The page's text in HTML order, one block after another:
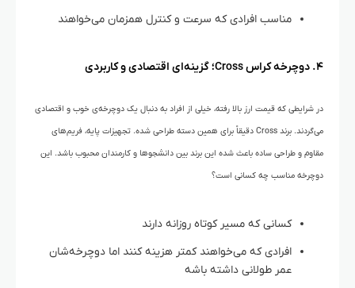
مناسب افرادی که سرعت و کنترل همزمان می‌خواهند
۴. دوچرخه کراس Cross؛ گزینه‌ای اقتصادی و کاربردی
در شرایطی که قیمت ارز بالا رفته، خیلی‌ از افراد به دنبال یک دوچرخه‌ی خوب و اقتصادی
می‌گردند. برند Cross دقیقاً برای همین دسته طراحی شده. تجهیزات پایه‌، فریم‌های
مقاوم و طراحی ساده باعث شده این برند بین دانشجوها و کارمندان محبوب باشد. این
دوچرخه مناسب چه کسانی است؟
کسانی که مسیر کوتاه روزانه دارند
افرادی که می‌خواهند کمتر هزینه کنند اما دوچرخه‌شان
عمر طولانی داشته باشه